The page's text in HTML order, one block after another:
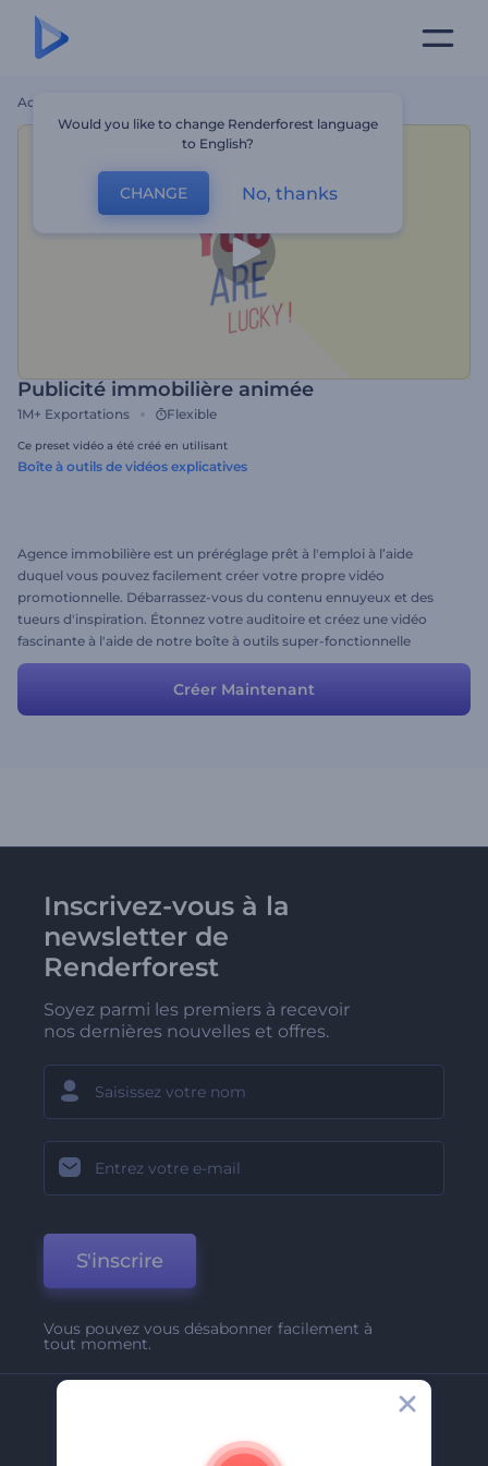
Accueil
Publicité immobilière animée
1M+ Exportations Flexible
Ce preset vidéo a été créé en utilisant
Boîte à outils de vidéos explicatives
Agence immobilière est un préréglage prêt à l'emploi à l’aide
duquel vous pouvez facilement créer votre propre vidéo
promotionnelle. Débarrassez-vous du contenu ennuyeux et des
tueurs d'inspiration. Étonnez votre auditoire et créez une vidéo
fascinante à l'aide de notre boîte à outils super-fonctionnelle
contenant plus de 400 scènes interactives, y compris des
personnages, divers éléments, une typographie cinétique, des
détenteurs de photo et vidéo, etc.
Créer Maintenant
Inscrivez-vous à la
newsletter de
Renderforest
Soyez parmi les premiers à recevoir
nos dernières nouvelles et offres.
S'inscrire
Vous pouvez vous désabonner facilement à
tout moment.
A Propos De Nous
Would you like to change Renderforest language
to English?
CHANGE No, thanks